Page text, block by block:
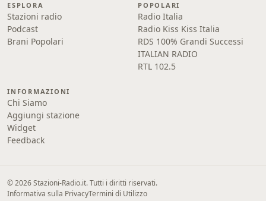
ESPLORA
Stazioni radio
Podcast
Brani Popolari
POPOLARI
Radio Italia
Radio Kiss Kiss Italia
RDS 100% Grandi Successi
ITALIAN RADIO
RTL 102.5
INFORMAZIONI
Chi Siamo
Aggiungi stazione
Widget
Feedback
© 2026 Stazioni-Radio.it. Tutti i diritti riservati.
Informativa sulla PrivacyTermini di Utilizzo